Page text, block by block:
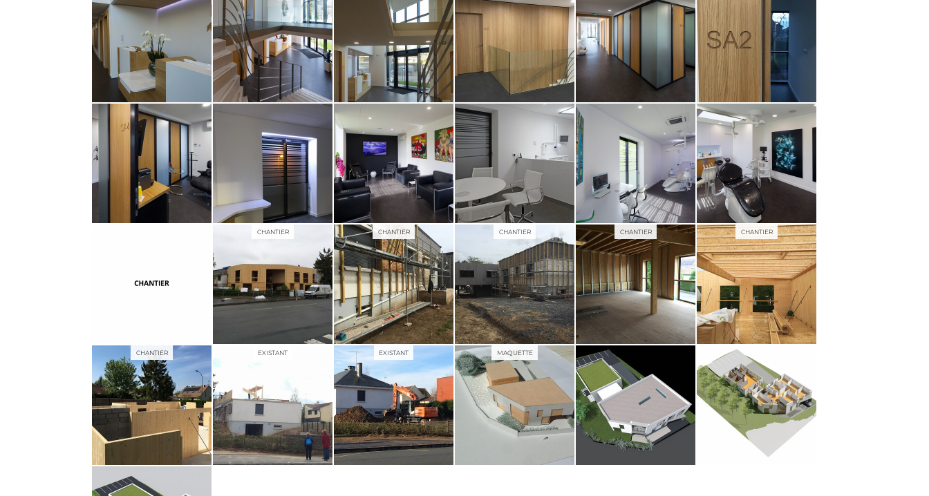
CHANTIER CHANTIER CHANTIER CHANTIER CHANTIER
CHANTIER EXISTANT EXISTANT MAQUETTE